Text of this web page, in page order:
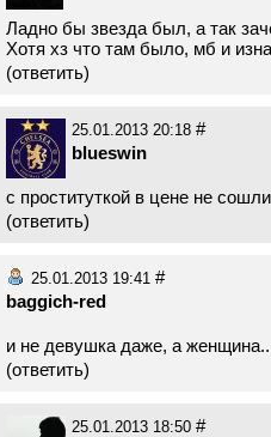
Ладно бы звезда был, а так
Хотя хз что там было, мб и
(ответить)
25.01.2013 20:18 #
blueswin
с проституткой в цене не
(ответить)
25.01.2013 19:41 #
baggich-red
и не девушка даже, а
(ответить)
25.01.2013 18:50 #